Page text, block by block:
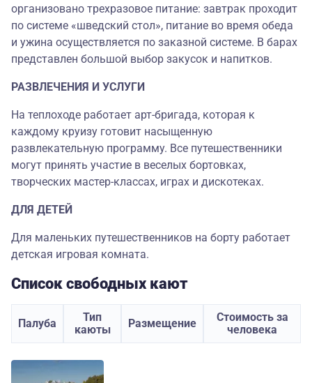
организовано трехразовое питание: завтрак проходит
по системе «шведский стол», питание во время обеда
и ужина осуществляется по заказной системе. В барах
представлен большой выбор закусок и напитков.
РАЗВЛЕЧЕНИЯ И УСЛУГИ
На теплоходе работает арт-бригада, которая к
каждому круизу готовит насыщенную
развлекательную программу. Все путешественники
могут принять участие в веселых бортовках,
творческих мастер-классах, играх и дискотеках.
ДЛЯ ДЕТЕЙ
Для маленьких путешественников на борту работает
детская игровая комната.
Список свободных кают
Палуба
Тип
каюты
Размещение
Стоимость за
человека